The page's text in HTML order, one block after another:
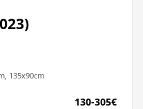
135x90cm
130-305€